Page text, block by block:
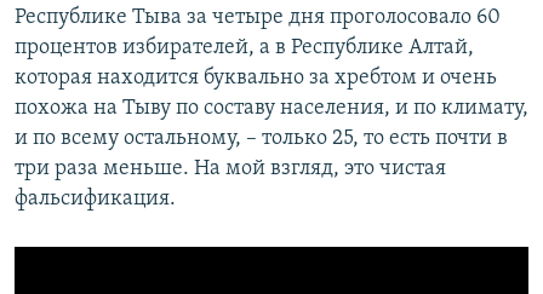
Республике Тыва за четыре дня проголосовало 60
процентов избирателей, а в Республике Алтай,
которая находится буквально за хребтом и очень
похожа на Тыву по составу населения, и по климату,
и по всему остальному, – только 25, то есть почти в
три раза меньше. На мой взгляд, это чистая
фальсификация.